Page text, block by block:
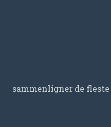
sammenligner de